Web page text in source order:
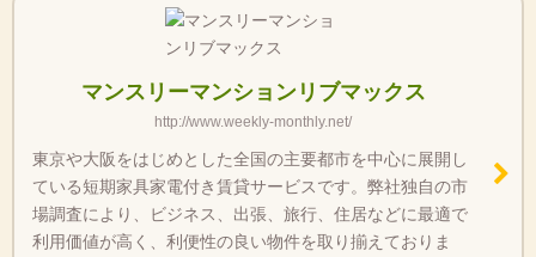
マンスリーマンションリブマックス
http://www.weekly-monthly.net/
東京や大阪をはじめとした全国の主要都市を中心に展開し
ている短期家具家電付き賃貸サービスです。弊社独自の市
場調査により、ビジネス、出張、旅行、住居などに最適で
利用価値が高く、利便性の良い物件を取り揃えておりま